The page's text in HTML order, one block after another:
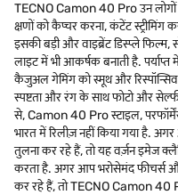
TECNO Camon 40 Pro उन लोगों
क्षणों को कैप्चर करना, कंटेंट
इसकी बड़ी और वाइब्रेंट डिस्प्ले फिल्म,
लाइट में भी आकर्षक बनाती है. पर्याप्त
कैजुअल गेमिंग को स्मूथ और रिस्पॉन्सिव
स्पष्टता और रंग के साथ फोटो और
से, Camon 40 Pro स्टाइल,
भारत में रिलीज़ नहीं किया गया है.
तुलना कर रहे हैं, तो यह वर्ज़न इमेज
करता है. अगर आप भरोसेमंद फीचर्स
कर रहे हैं, तो TECNO Camon 40